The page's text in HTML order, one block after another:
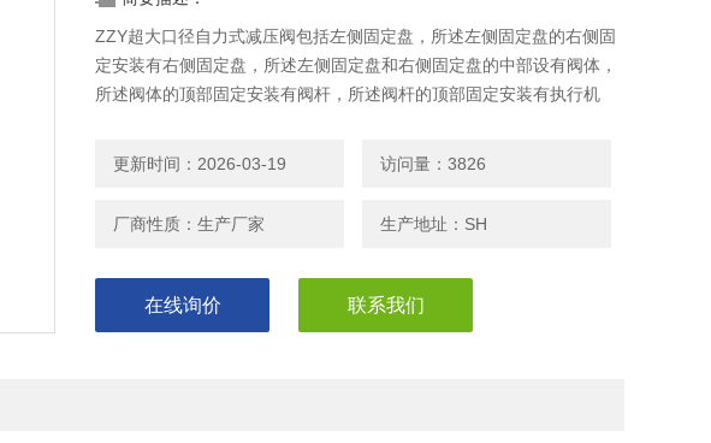
ZZY超大口径自力式减压阀包括左侧固定盘，所述左侧固定盘的右侧固
定安装有右侧固定盘，所述左侧固定盘和右侧固定盘的中部设有阀体，
所述阀体的顶部固定安装有阀杆，所述阀杆的顶部固定安装有执行机
更新时间：2026-03-19 访问量：3826
厂商性质：生产厂家 生产地址：SH
在线询价 联系我们